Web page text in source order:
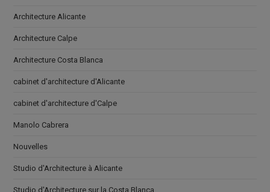
Architecture Alicante
Architecture Calpe
Architecture Costa Blanca
cabinet d'architecture d'Alicante
cabinet d'architecture d'Calpe
Manolo Cabrera
Nouvelles
Studio d'Architecture à Alicante
Studio d'Architecture sur la Costa Blanca